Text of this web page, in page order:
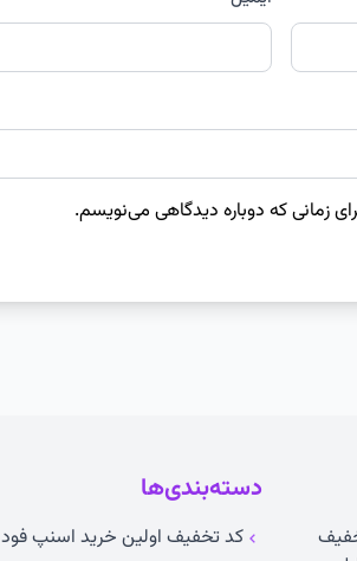
زمانی که دوباره دیدگاهی می‌نویسم.
دسته‌بندی‌ها
کد تخفیف اولین خرید اسنپ فود